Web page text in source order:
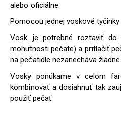
alebo oficiálne.
Pomocou jednej voskové
Vosk je potrebné roztaviť do
mohutnosti pečate) a pritlačiť
na pečatidle nezanecháva žiadne
Vosky ponúkame v celom
kombinovať a dosiahnuť tak
použiť pečať.